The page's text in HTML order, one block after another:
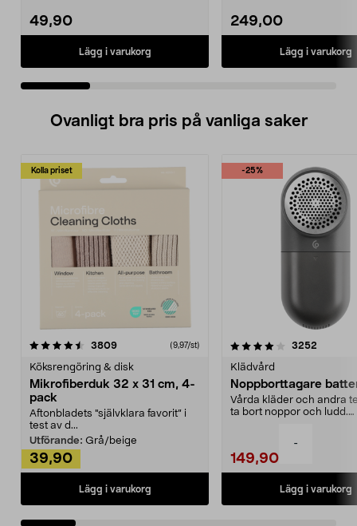
-
49,90
Lägg i varukorg
249,00
Lägg i varukorg
Ovanligt bra pris på vanliga saker
Kolla priset
3809recensioner (9,97/st)
Köksrengöring & disk
Mikrofiberduk 32 x 31 cm, 4-
pack
Aftonbladets "självklara favorit” i
test av d...
Utförande: Grå/beige
39,90
Lägg i varukorg
-25%
4.0av 5 stjärnor 3252
Klädvård
Noppborttagare
Vårda kläder och andra
ta bort noppor och ludd.
149,90
Lägg i varukorg
4.5av 5 stjärnor